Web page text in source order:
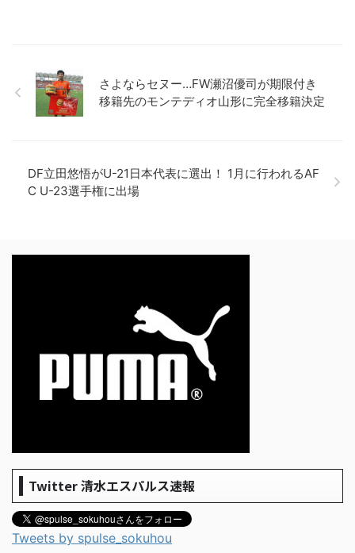
さよならセヌー…FW瀬沼優司が期限付き
移籍先のモンテディオ山形に完全移籍決定
DF立田悠悟がU-21日本代表に選出！ 1月に行われるAF
C U-23選手権に出場
Twitter 清水エスパルス速報
Tweets by spulse_sokuhou